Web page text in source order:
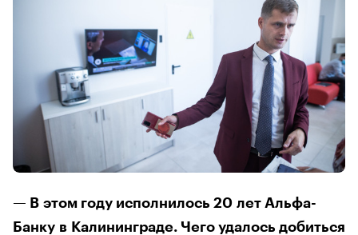
— В этом году исполнилось 20 лет Альфа-
Банку в Калининграде. Чего удалось добиться